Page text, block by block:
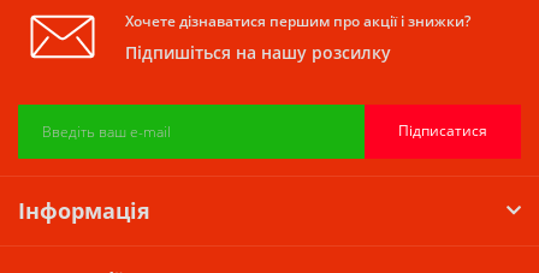
Хочете дізнаватися першим про акції і знижки?
Підпишіться на нашу розсилку
Підписатися
Інформація